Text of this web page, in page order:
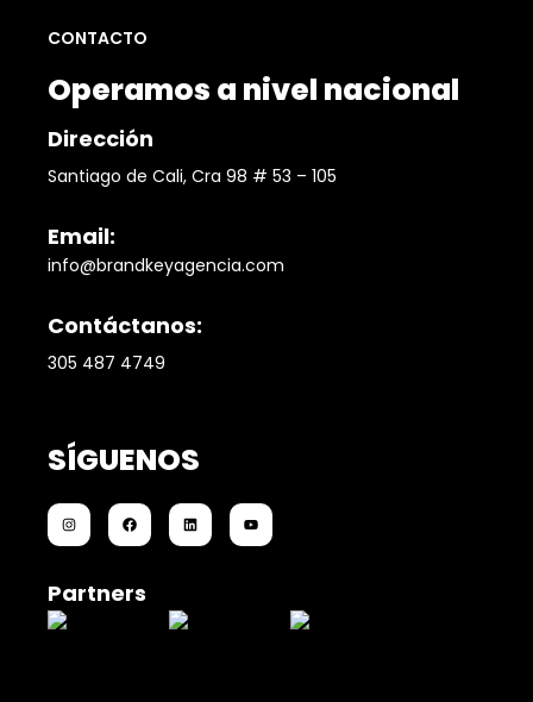
CONTACTO
Operamos a nivel nacional
Dirección
Santiago de Cali, Cra 98 # 53 – 105
Email:
info@brandkeyagencia.com
Contáctanos:
305 487 4749
SÍGUENOS
Partners